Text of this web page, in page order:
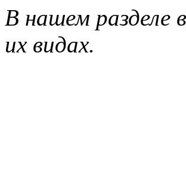
В нашем разделе
их видах.